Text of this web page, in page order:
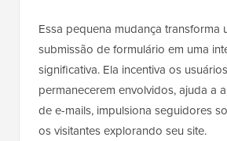
Essa pequena mudança transforma
submissão de formulário em uma
significativa. Ela incentiva os
permanecerem envolvidos, ajuda a
de e-mails, impulsiona seguidores
os visitantes explorando seu site.